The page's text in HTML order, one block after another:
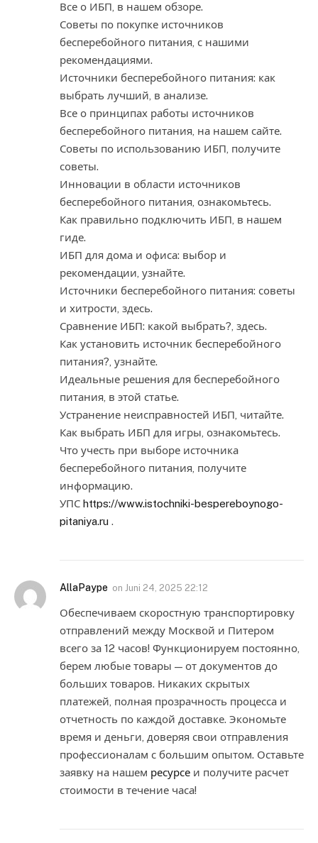
Все о ИБП, в нашем обзоре.
Советы по покупке источников
бесперебойного питания, с нашими
рекомендациями.
Источники бесперебойного питания: как
выбрать лучший, в анализе.
Все о принципах работы источников
бесперебойного питания, на нашем сайте.
Советы по использованию ИБП, получите
советы.
Инновации в области источников
бесперебойного питания, ознакомьтесь.
Как правильно подключить ИБП, в нашем
гиде.
ИБП для дома и офиса: выбор и
рекомендации, узнайте.
Источники бесперебойного питания: советы
и хитрости, здесь.
Сравнение ИБП: какой выбрать?, здесь.
Как установить источник бесперебойного
питания?, узнайте.
Идеальные решения для бесперебойного
питания, в этой статье.
Устранение неисправностей ИБП, читайте.
Как выбрать ИБП для игры, ознакомьтесь.
Что учесть при выборе источника
бесперебойного питания, получите
информацию.
УПС https://www.istochniki-bespereboynogo-
pitaniya.ru .
AllaPaype on Juni 24, 2025 22:12
Обеспечиваем скоростную транспортировку
отправлений между Москвой и Питером
всего за 12 часов! Функционируем постоянно,
берем любые товары — от документов до
больших товаров. Никаких скрытых
платежей, полная прозрачность процесса и
отчетность по каждой доставке. Экономьте
время и деньги, доверяя свои отправления
профессионалам с большим опытом. Оставьте
заявку на нашем ресурсе и получите расчет
стоимости в течение часа!